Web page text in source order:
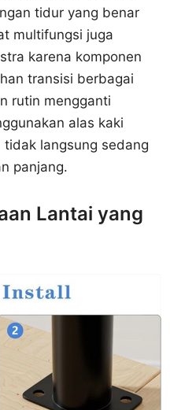
tidur yang benar
multifungsi juga
karena komponen
transisi berbagai
rutin mengganti
alas kaki
langsung sedang
panjang.
Lantai yang